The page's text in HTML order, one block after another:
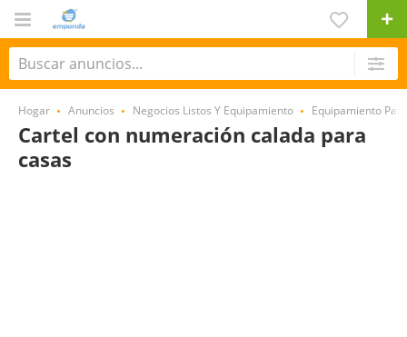
Hogar Anuncios Negocios Listos Y Equipamiento Equipamiento
Cartel con numeración calada para
casas